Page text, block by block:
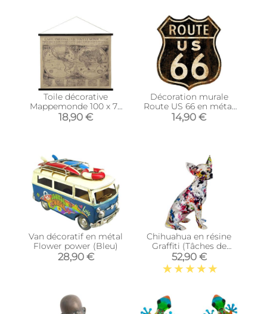
Toile décorative
Mappemonde 100 x 75
cm
18,90 €
Décoration murale
Route US 66 en métal
30 x 35 cm
14,90 €
Van décoratif en métal
Flower power (Bleu)
28,90 €
Chihuahua en résine
Graffiti (Tâches de
peinture)
52,90 €